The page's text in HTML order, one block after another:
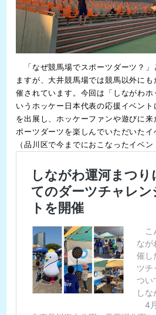
「なぜ競馬場でスポーツダーツ？」
ますが、大井競馬場では競馬以外に
催されています。今回は「しながわホ
いうホッケー日本代表の応援イベン
を出展し、ホッケーファンや遊びに
ポーツダーツを楽しんでいただいたイ
（品川区で今までにおこなったイベン